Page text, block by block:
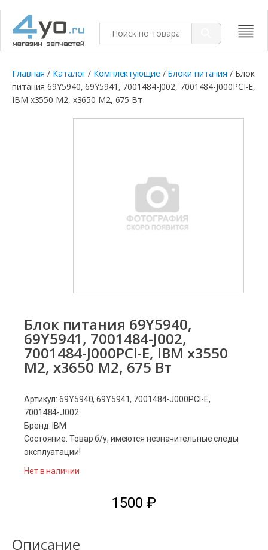
Главная / Каталог / Комплектующие / Блоки питания / Блок
питания 69Y5940, 69Y5941, 7001484-J002, 7001484-J000PCI-E,
IBM x3550 M2, x3650 M2, 675 Вт
Блок питания 69Y5940,
69Y5941, 7001484-J002,
7001484-J000PCI-E, IBM x3550
M2, x3650 M2, 675 Вт
Артикул: 69Y5940, 69Y5941, 7001484-J000PCI-E,
7001484-J002
Бренд: IBM
Состояние: Товар б/у, имеются незначительные следы
эксплуатации!
Нет в наличии
1500 ₽
Описание